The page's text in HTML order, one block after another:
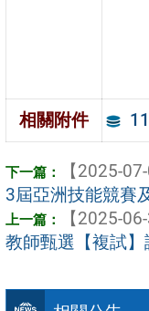
相關附件
【2025-07-
3屆亞洲技能競賽
【2025-06-
教師甄選【複試